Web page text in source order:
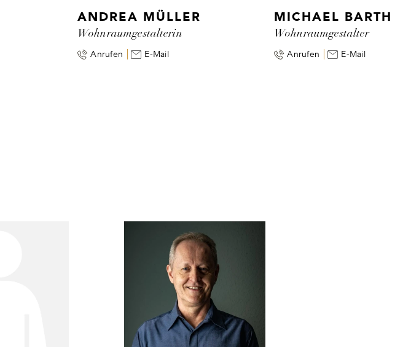
ANDREA MÜLLER
Wohnraumgestalterin
Anrufen E-Mail
MICHAEL BARTH
Wohnraumgestalter
Anrufen E-Mail